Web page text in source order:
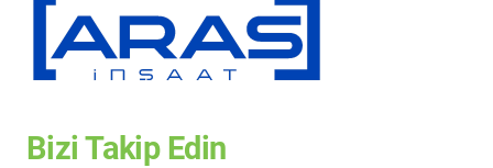
Bizi Takip Edin